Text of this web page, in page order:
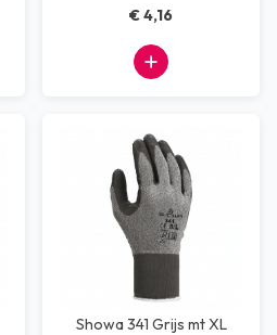
€ 4,16
Showa 341 Grijs mt XL